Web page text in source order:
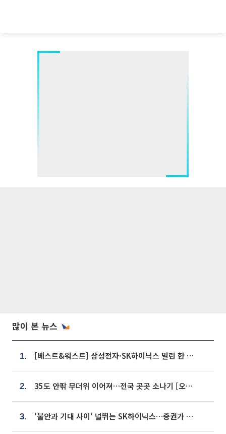
많이 본 뉴스
1. [베스트&워스트] 삼성전자·SK하이닉스 밀린 한 주…상상인증권은 85% 급등
2. 35도 안팎 무더위 이어져…전국 곳곳 소나기 [오늘 날씨]
3. '불안과 기대 사이' 널뛰는 SK하이닉스…증권가 "HBM4·LTA 기반 펀터멘털 견고"